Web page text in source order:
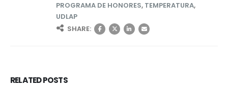
PROGRAMA DE HONORES, TEMPERATURA,
UDLAP
SHARE:
RELATEDPOSTS